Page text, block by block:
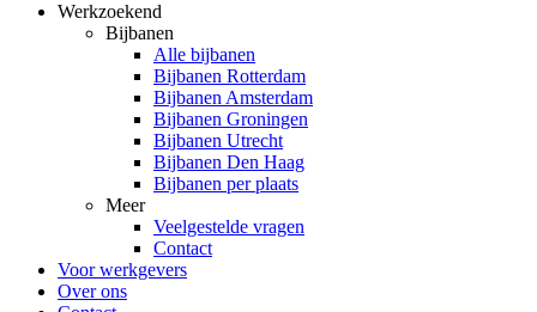
Werkzoekend
Bijbanen
Alle bijbanen
Bijbanen Rotterdam
Bijbanen Amsterdam
Bijbanen Groningen
Bijbanen Utrecht
Bijbanen Den Haag
Bijbanen per plaats
Meer
Veelgestelde vragen
Contact
Voor werkgevers
Over ons